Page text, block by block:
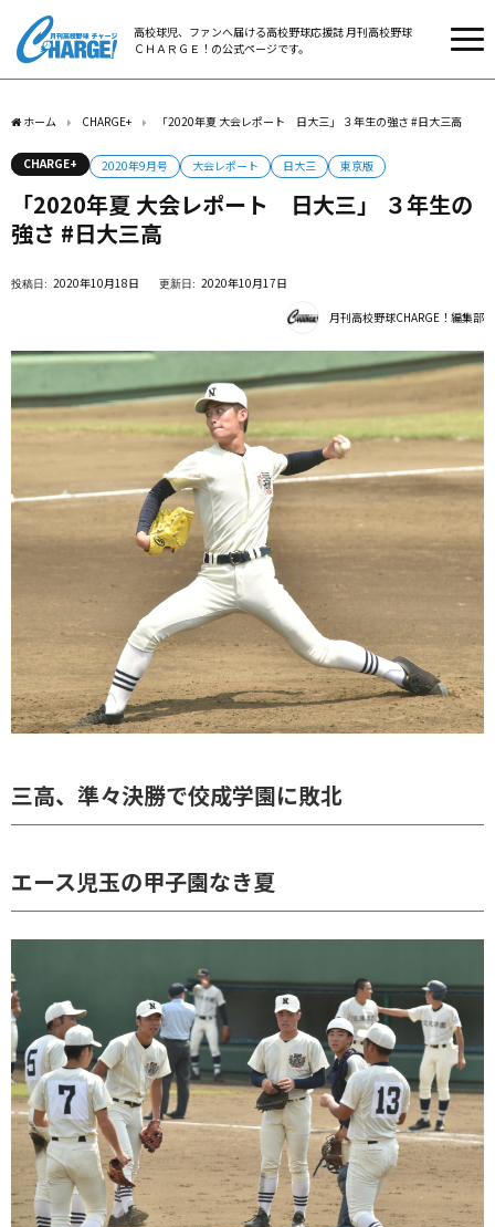
高校球児、ファンへ届ける高校野球応援誌 月刊高校野球
ＣＨＡＲＧＥ！の公式ページです。
ホーム CHARGE+ 「2020年夏 大会レポート 日大三」 ３年生の強さ #日大三高
CHARGE+ 2020年9月号 大会レポート 日大三 東京版
「2020年夏 大会レポート 日大三」 ３年生の
強さ #日大三高
2020年10月18日 2020年10月17日
月刊高校野球CHARGE！編集部
三高、準々決勝で佼成学園に敗北
エース児玉の甲子園なき夏